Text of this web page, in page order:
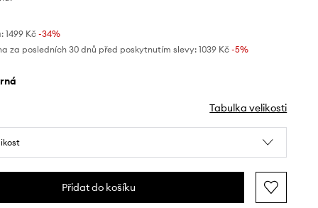
1499 Kč-34%
za posledních 30 dnů před poskytnutím slevy: 1039 Kč -5%
Tabulka velikosti
Přidat do košíku